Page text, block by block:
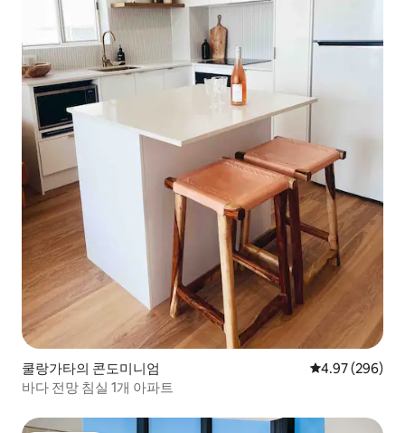
쿨랑가타의 콘도미니엄 평점 4.97점(5
4.97 (296)
바다 전망 침실 1개 아파트